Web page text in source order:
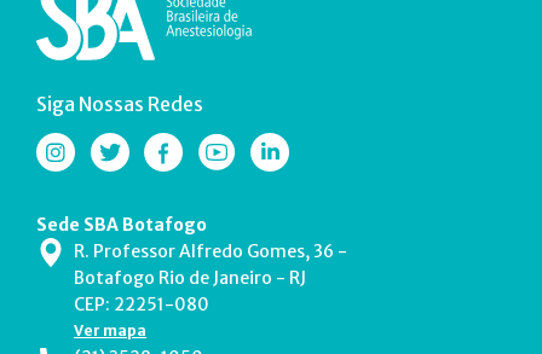
Siga Nossas Redes
Sede SBA Botafogo
R. Professor Alfredo Gomes, 36 -
Botafogo Rio de Janeiro - RJ
CEP: 22251-080
Ver mapa